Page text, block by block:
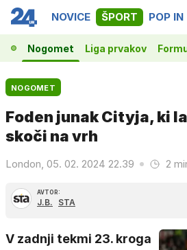
NOVICE ŠPORT POP IN
Nogomet Liga prvakov
NOGOMET
Foden junak Cityja, ki
skoči na vrh
London, 05. 02. 2024 22.39 2
AVTOR:
J.B. STA
V zadnji tekmi 23. kroga